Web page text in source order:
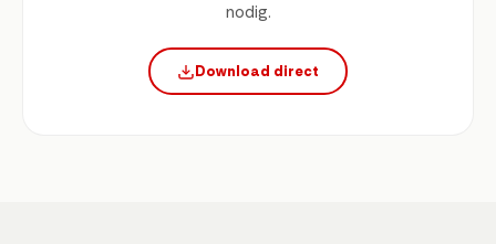
nodig.
Download direct